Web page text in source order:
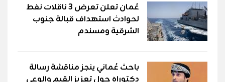
عُمان تعلن تعرض 3 ناقلات نفط
لحوادث استهداف قبالة جنوب
الشرقية ومسندم
باحث عُماني ينجز مناقشة رسالة
دكتوراه حول تعزيز القيم والوعي